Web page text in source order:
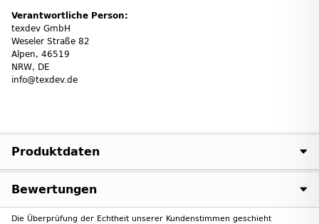
Verantwortliche Person:
texdev GmbH
Weseler Straße 82
Alpen, 46519
NRW, DE
info@texdev.de
Produktdaten
Bewertungen
Die Überprüfung der Echtheit unserer Kundenstimmen geschieht